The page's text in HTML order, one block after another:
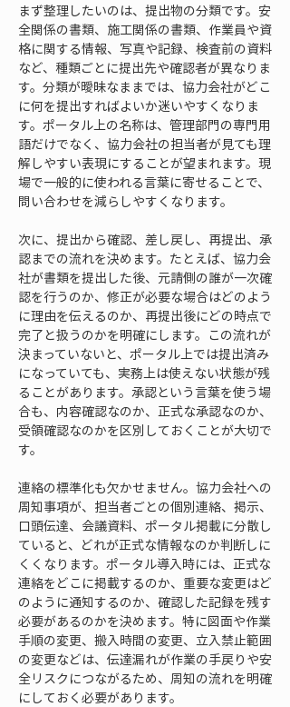
まず整理したいのは、提出物の分類です。安
全関係の書類、施工関係の書類、作業員や資
格に関する情報、写真や記録、検査前の資料
など、種類ごとに提出先や確認者が異なりま
す。分類が曖昧なままでは、協力会社がどこ
に何を提出すればよいか迷いやすくなりま
す。ポータル上の名称は、管理部門の専門用
語だけでなく、協力会社の担当者が見ても理
解しやすい表現にすることが望まれます。現
場で一般的に使われる言葉に寄せることで、
問い合わせを減らしやすくなります。
次に、提出から確認、差し戻し、再提出、承
認までの流れを決めます。たとえば、協力会
社が書類を提出した後、元請側の誰が一次確
認を行うのか、修正が必要な場合はどのよう
に理由を伝えるのか、再提出後にどの時点で
完了と扱うのかを明確にします。この流れが
決まっていないと、ポータル上では提出済み
になっていても、実務上は使えない状態が残
ることがあります。承認という言葉を使う場
合も、内容確認なのか、正式な承認なのか、
受領確認なのかを区別しておくことが大切で
す。
連絡の標準化も欠かせません。協力会社への
周知事項が、担当者ごとの個別連絡、掲示、
口頭伝達、会議資料、ポータル掲載に分散し
ていると、どれが正式な情報なのか判断しに
くくなります。ポータル導入時には、正式な
連絡をどこに掲載するのか、重要な変更はど
のように通知するのか、確認した記録を残す
必要があるのかを決めます。特に図面や作業
手順の変更、搬入時間の変更、立入禁止範囲
の変更などは、伝達漏れが作業の手戻りや安
全リスクにつながるため、周知の流れを明確
にしておく必要があります。